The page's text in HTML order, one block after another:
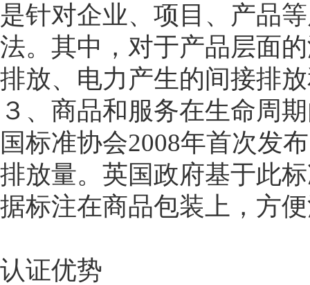
是针对企业、项目、产品
法。其中，对于产品层面
排放、电力产生的间接排
３、商品和服务在生命周
国标准协会2008年首次发
排放量。英国政府基于此
据标注在商品包装上，方
认证优势